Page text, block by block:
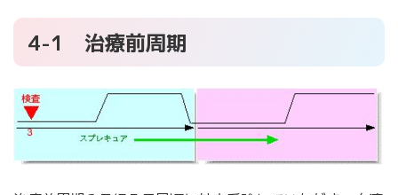
4-1 治療前周期